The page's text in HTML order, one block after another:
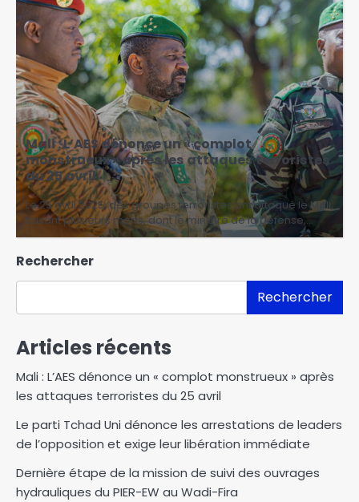
Mali : L’AES dénonce un « complot
monstrueux » après les attaques terroristes
du 25 avril
Le 25 avril 2025, des groupes terroristes ont attaqué le Mali,
faisant plusieurs morts, dont le ministre de la Défense,…
Rechercher
Rechercher
Articles récents
Mali : L’AES dénonce un « complot monstrueux » après
les attaques terroristes du 25 avril
Le parti Tchad Uni dénonce les arrestations de leaders
de l’opposition et exige leur libération immédiate
Dernière étape de la mission de suivi des ouvrages
hydrauliques du PIER-EW au Wadi-Fira